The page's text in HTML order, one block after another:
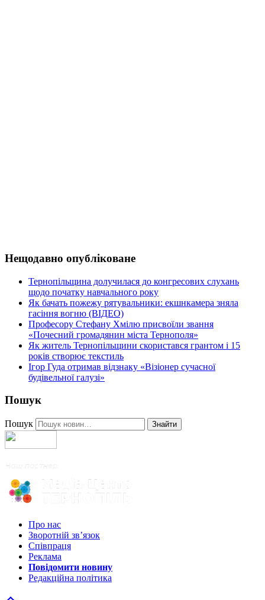
Нещодавно опубліковане
Тернопільщина долучилася до конгресових слухань
щодо початку навчального року
Як бачать пожежу рятувальники: екшнкамера зняла
гасіння вогню (ВІДЕО)
Професору Стефану Хмілю присвоїли звання
«Почесний громадянин міста Тернополя»
Як житель Тернопільщини скористався грантом і 15
років створює текстиль
Ігор Гуда отримав відзнаку «Візіонер сучасної
будівельної галузі»
Пошук
Пошук Знайти
Про нас
Зворотній зв’язок
Співпраця
Реклама
Повідомити новину
Редакційна політика